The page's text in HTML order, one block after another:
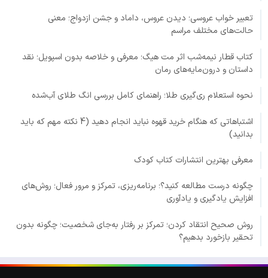
تعبیر خواب عروسی؛ دیدن عروس، داماد و جشن ازدواج؛ معنی
حالت‌های مختلف مراسم
کتاب قطار نیمه‌شب اثر مت هیگ؛ معرفی و خلاصه بدون اسپویل؛ نقد
داستان و درون‌مایه‌های رمان
نحوه استعلام ری‌گیری طلا؛ راهنمای کامل بررسی انگ طلای آب‌شده
اشتباهاتی که هنگام خرید قهوه نباید انجام دهید (4 نکته مهم که باید
بدانید)
معرفی بهترین انتشارات کتاب کودک
چگونه درست مطالعه کنید؟؛ برنامه‌ریزی، تمرکز و مرور فعال؛ روش‌های
افزایش یادگیری و یادآوری
روش صحیح انتقاد کردن؛ تمرکز بر رفتار به‌جای شخصیت؛ چگونه بدون
تحقیر بازخورد بدهیم؟